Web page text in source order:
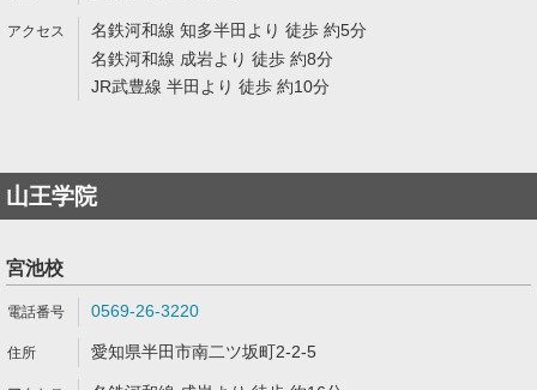
名鉄河和線 知多半田より 徒歩 約5分
名鉄河和線 成岩より 徒歩 約8分
JR武豊線 半田より 徒歩 約10分
山王学院
宮池校
0569-26-3220
愛知県半田市南二ツ坂町2-2-5